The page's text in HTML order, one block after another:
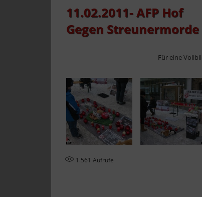
11.02.2011- AFP Hof
Gegen
Für eine
1.561 Aufrufe